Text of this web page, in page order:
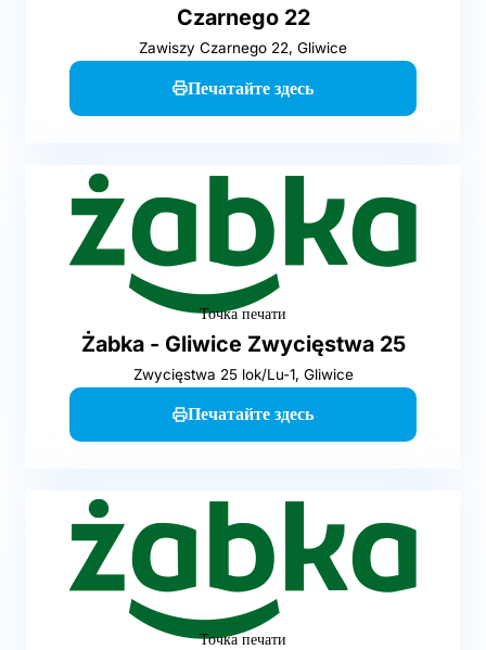
Czarnego 22
Zawiszy Czarnego 22, Gliwice
Печатайте здесь
Точка печати
Żabka - Gliwice Zwycięstwa 25
Zwycięstwa 25 lok/Lu-1, Gliwice
Печатайте здесь
Точка печати